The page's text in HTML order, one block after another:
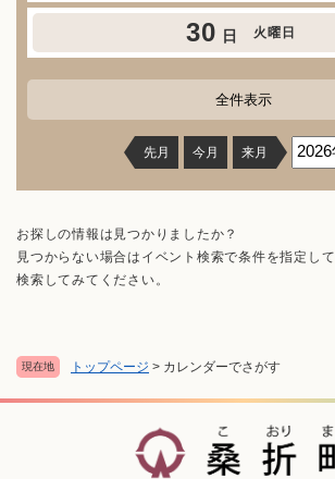
現在地 トップページ > カレンダーでさがす
30 日 火曜日
全件表示
先月 今月 来月
お探しの情報は見つかりましたか？
見つからない場合はイベント検索で条件を指定して
検索してみてください。